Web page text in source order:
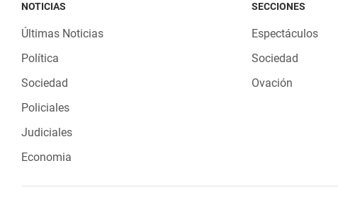
NOTICIAS
Últimas Noticias
Política
Sociedad
Policiales
Judiciales
Economia
SECCIONES
Espectáculos
Sociedad
Ovación